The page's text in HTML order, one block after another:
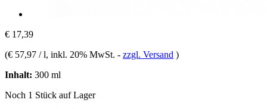
€ 17,39
(€ 57,97 / l, inkl. 20% MwSt. - zzgl. Versand )
Inhalt: 300 ml
Noch 1 Stück auf Lager